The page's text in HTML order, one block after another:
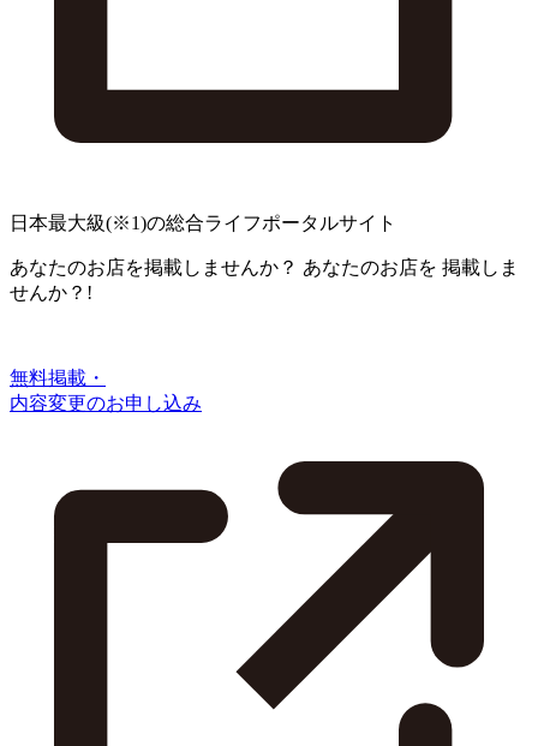
日本最大級(※1)の総合ライフポータルサイト
あなたのお店を掲載しませんか？ あなたのお店を 掲載しま
せんか？!
無料掲載・
内容変更のお申し込み